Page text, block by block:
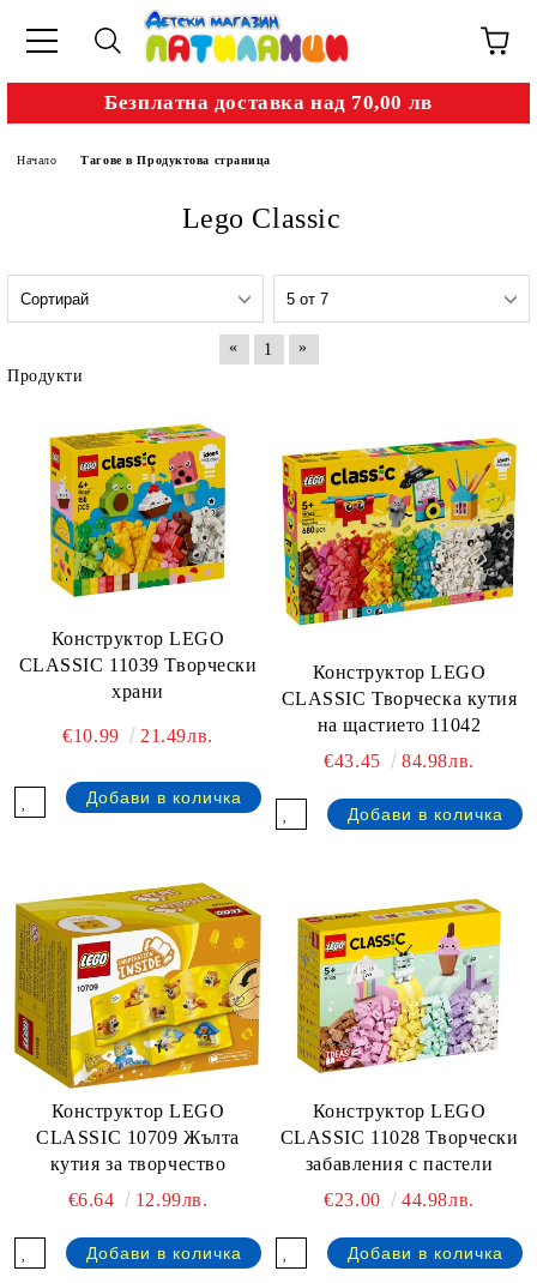
Безплатна доставка над 70,00 лв
Начало Тагове в Продуктова страница
Lego Classic
« 1
»
Продукти
Конструктор LEGO
CLASSIC 11039 Творчески
храни
€10.99 21.49лв.
Конструктор LEGO
CLASSIC Творческа кутия
на щастието 11042
€43.45
84.98лв.
Конструктор LEGO
CLASSIC 10709 Жълта
кутия за творчество
€6.64
12.99лв.
Конструктор LEGO
CLASSIC 11028 Творчески
забавления с пастели
€23.00
44.98лв.